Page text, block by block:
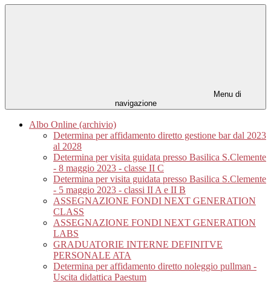
Menu di
navigazione
Albo Online (archivio)
Determina per affidamento diretto gestione bar dal 2023
al 2028
Determina per visita guidata presso Basilica S.Clemente
- 8 maggio 2023 - classe II C
Determina per visita guidata presso Basilica S.Clemente
- 5 maggio 2023 - classi II A e II B
ASSEGNAZIONE FONDI NEXT GENERATION
CLASS
ASSEGNAZIONE FONDI NEXT GENERATION
LABS
GRADUATORIE INTERNE DEFINITVE
PERSONALE ATA
Determina per affidamento diretto noleggio pullman -
Uscita didattica Paestum